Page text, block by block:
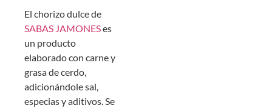
El chorizo dulce de
SABAS JAMONESes
un producto
elaborado con carne y
grasa de cerdo,
adicionándole sal,
especias y aditivos. Se